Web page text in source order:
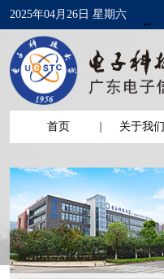
2025年04月26日 星期六
首页 关于我们